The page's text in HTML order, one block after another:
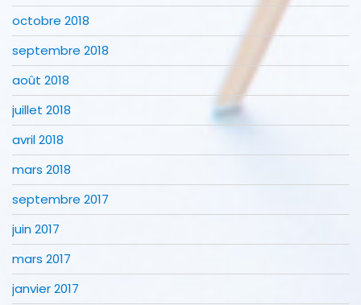
octobre 2018
septembre 2018
août 2018
juillet 2018
avril 2018
mars 2018
septembre 2017
juin 2017
mars 2017
janvier 2017